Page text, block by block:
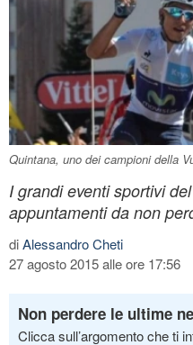
Quintana, uno dei campioni della
I grandi eventi sportivi
appuntamenti da non
diAlessandro Cheti
27 agosto 2015 alle ore 17:56
Non perdere le ultime
Clicca sull’argomento che ti